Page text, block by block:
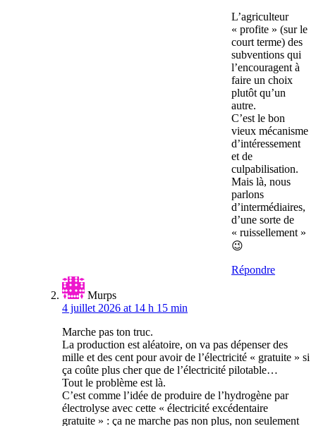
L’agriculteur
« profite » (sur le
court terme) des
subventions qui
l’encouragent à
faire un choix
plutôt qu’un
autre.
C’est le bon
vieux mécanisme
d’intéressement
et de
culpabilisation.
Mais là, nous
parlons
d’intermédiaires,
d’une sorte de
« ruissellement »
😉
Répondre
Murps
4 juillet 2026 at 14 h 15 min
Marche pas ton truc.
La production est aléatoire, on va pas dépenser des
mille et des cent pour avoir de l’électricité « gratuite » si
ça coûte plus cher que de l’électricité pilotable…
Tout le problème est là.
C’est comme l’idée de produire de l’hydrogène par
électrolyse avec cette « électricité excédentaire
gratuite » : ça ne marche pas non plus, non seulement